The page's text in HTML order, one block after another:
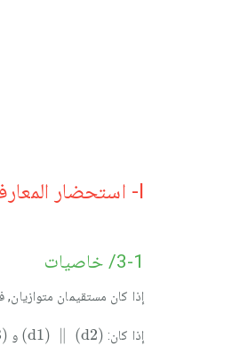
I- استحضار المعارف
3-1/ خاصيات
إذا كان مستقيمان
إذا كان: (d1) (d2)
( d1) ∥ d2) و )